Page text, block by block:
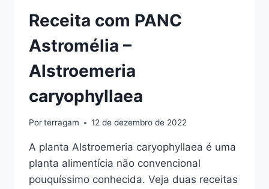
Receita com PANC
Astromélia –
Alstroemeria
caryophyllaea
Porterragam 12 de dezembro de 2022
A planta Alstroemeria caryophyllaea é uma
planta alimentícia não convencional
pouquíssimo conhecida. Veja duas receitas